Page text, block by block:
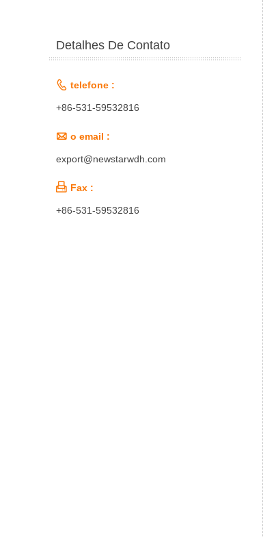
Detalhes De Contato
 telefone :
+86-531-59532816
 o email :
export@newstarwdh.com
 Fax :
+86-531-59532816